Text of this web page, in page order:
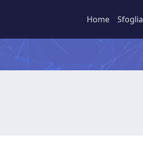
Home Sfoglia